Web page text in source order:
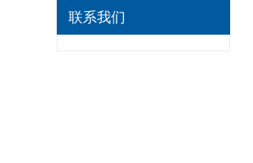
联系我们